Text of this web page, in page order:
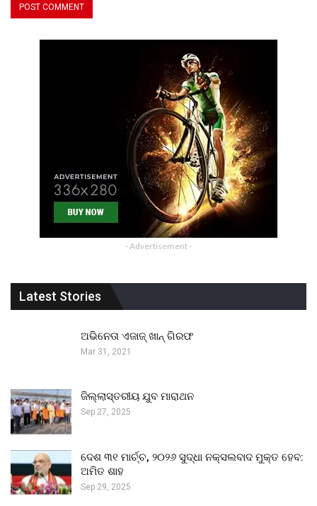
- Advertisement -
Latest Stories
ଅଭିନେତା ଏଜାଜ୍ ଖାନ୍ ଗିରଫ
Mar 31, 2021
ଜିଲ୍ଲାସ୍ତରୀୟ ଯୁବ ମାରାଥନ
Sep 27, 2025
ଦେଶ ୩୧ ମାର୍ଚ୍ଚ, ୨୦୨୬ ସୁଦ୍ଧା ନକ୍ସଲବାଦ ମୁକ୍ତ ହେବ:
ଅମିତ ଶାହ
Sep 29, 2025